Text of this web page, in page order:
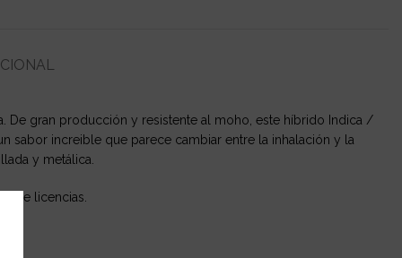
De gran producción y resistente al moho, este híbrido Indica /
sabor increible que parece cambiar entre la inhalación y la
y metálica.
de licencias.